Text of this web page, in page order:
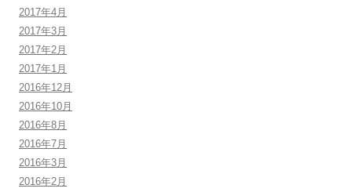
2017年4月
2017年3月
2017年2月
2017年1月
2016年12月
2016年10月
2016年8月
2016年7月
2016年3月
2016年2月